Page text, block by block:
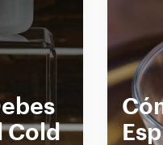
Cold